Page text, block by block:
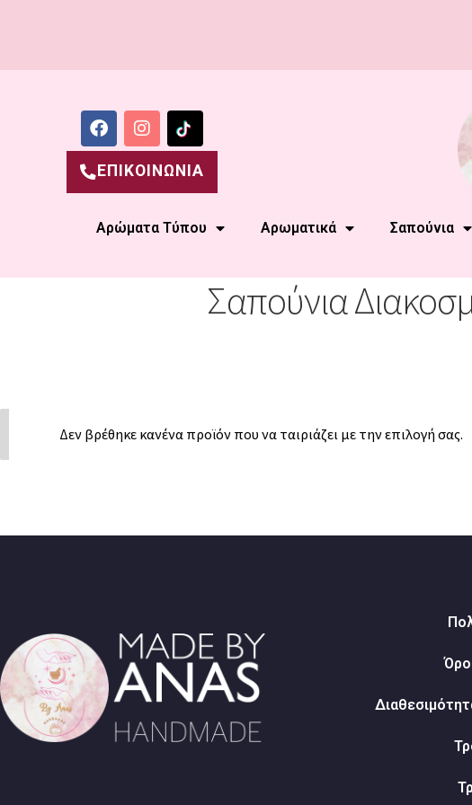
ΕΠΙΚΟΙΝΩΝΙΑ
Αρώματα Τύπου Αρωματικά Σαπούνια
Σαπούνια
Δεν βρέθηκε κανένα προϊόν που να ταιριάζει με την επιλογή σας.